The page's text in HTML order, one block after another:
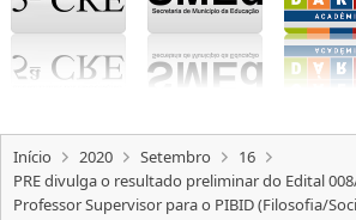
Início 2020 Setembro
16
PRE divulga o resultado preliminar do Edital
Professor Supervisor para o PIBID (Filosofia/